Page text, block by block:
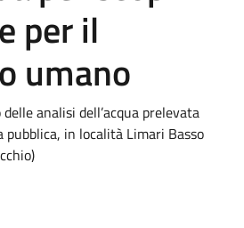
per il
umano
analisi dell’acqua prelevata
pubblica, in località Limari Basso